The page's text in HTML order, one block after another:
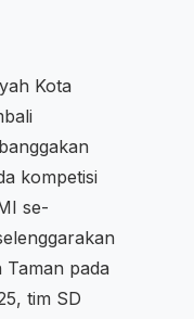
Kota
kompetisi
se-
Taman pada
tim SD